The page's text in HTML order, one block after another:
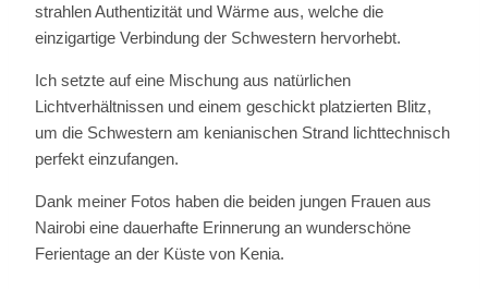
strahlen Authentizität und Wärme aus, welche die
einzigartige Verbindung der Schwestern hervorhebt.
Ich setzte auf eine Mischung aus natürlichen
Lichtverhältnissen und einem geschickt platzierten Blitz,
um die Schwestern am kenianischen Strand lichttechnisch
perfekt einzufangen.
Dank meiner Fotos haben die beiden jungen Frauen aus
Nairobi eine dauerhafte Erinnerung an wunderschöne
Ferientage an der Küste von Kenia.